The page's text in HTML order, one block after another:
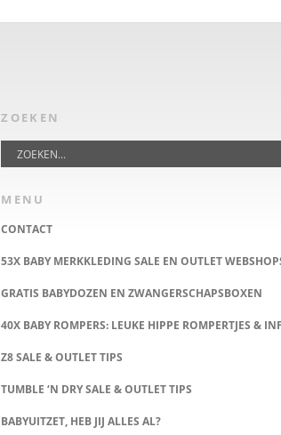
ZOEKEN
MENU
CONTACT
53X BABY MERKKLEDING SALE EN OUTLET
GRATIS BABYDOZEN EN ZWANGERSCHAPSBOXEN
40X BABY ROMPERS: LEUKE HIPPE ROMPERTJES &
Z8 SALE & OUTLET TIPS
TUMBLE ‘N DRY SALE & OUTLET TIPS
BABYUITZET, HEB JIJ ALLES AL?